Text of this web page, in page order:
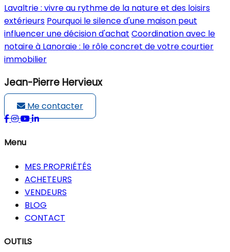
Lavaltrie : vivre au rythme de la nature et des loisirs
extérieurs Pourquoi le silence d'une maison peut
influencer une décision d'achat Coordination avec le
notaire à Lanoraie : le rôle concret de votre courtier
immobilier
Jean-Pierre Hervieux
Me contacter
Menu
MES PROPRIÉTÉS
ACHETEURS
VENDEURS
BLOG
CONTACT
OUTILS